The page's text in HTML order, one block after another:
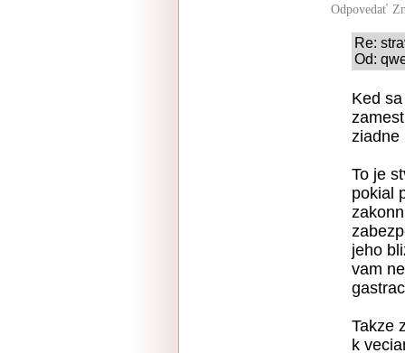
Odpovedať
Re:
Od:
Ked
ziadne
To je
pokial
jeho
vam
Takze
k